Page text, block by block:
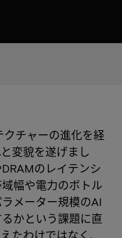
チャーの進化を経
変貌を遂げまし
のレイテンシ
幅や電力のボトル
メーター規模のAI
かという課題に直
たわけではなく、